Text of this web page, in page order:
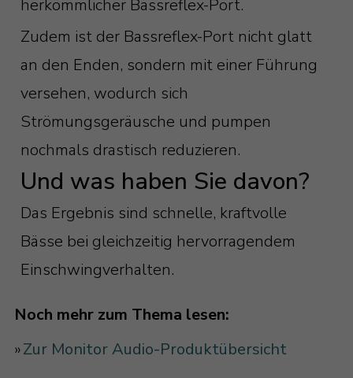
herkömmlicher Bassreflex-Port.
Zudem ist der Bassreflex-Port nicht glatt
an den Enden, sondern mit einer Führung
versehen, wodurch sich
Strömungsgeräusche und pumpen
nochmals drastisch reduzieren.
Und was haben Sie davon?
Das Ergebnis sind schnelle, kraftvolle
Bässe bei gleichzeitig hervorragendem
Einschwingverhalten.
Noch mehr zum Thema lesen:
»Zur Monitor Audio-Produktübersicht